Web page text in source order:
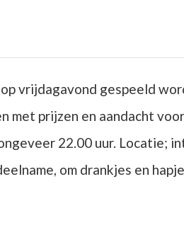
vrijdagavond gespeeld
met prijzen en aandacht
22.00 uur. Locatie;
om drankjes en